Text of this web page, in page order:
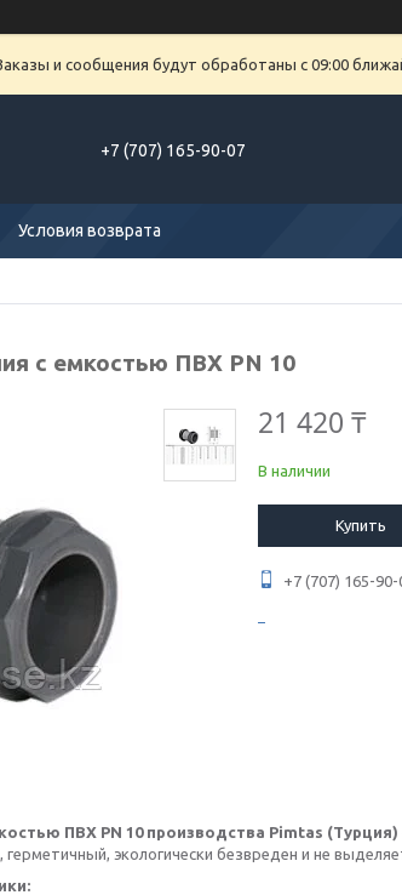
и сообщения будут обработаны с 09:00
+7 (707) 165-90-07
Условия возврата
с емкостью ПВХ PN 10
21 420 ₸
В наличии
Купить
+7 (707) 165-90-
ПВХ PN 10​ производства Pimtas (Турция)
экологически безвреден и не